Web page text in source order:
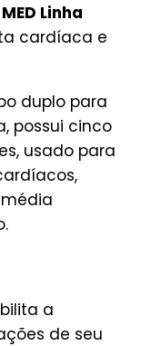
Linha
cardíaca e
duplo para
possui cinco
usado para
a
de seu